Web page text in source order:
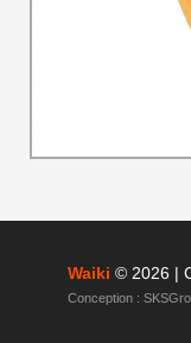
Waiki © 2026 |
Conception :